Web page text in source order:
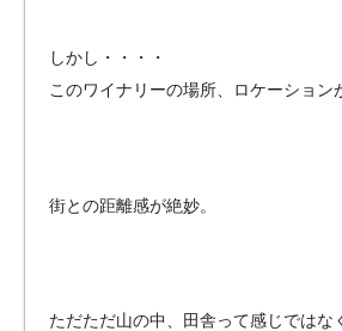
しかし・・・・
このワイナリーの場所、ロケーション
街との距離感が絶妙。
ただただ山の中、田舎って感じではな